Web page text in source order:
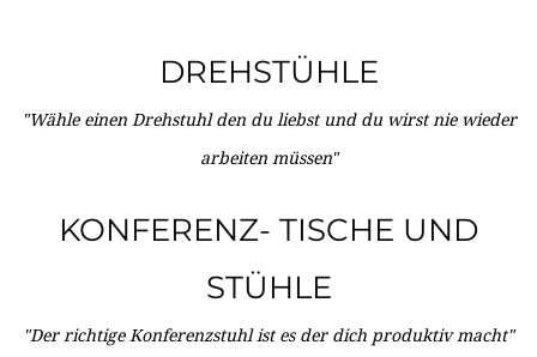
DREHSTÜHLE
"Wähle einen Drehstuhl den du liebst und du wirst nie wieder
arbeiten müssen"
KONFERENZ- TISCHE UND
STÜHLE
"Der richtige Konferenzstuhl ist es der dich produktiv macht"